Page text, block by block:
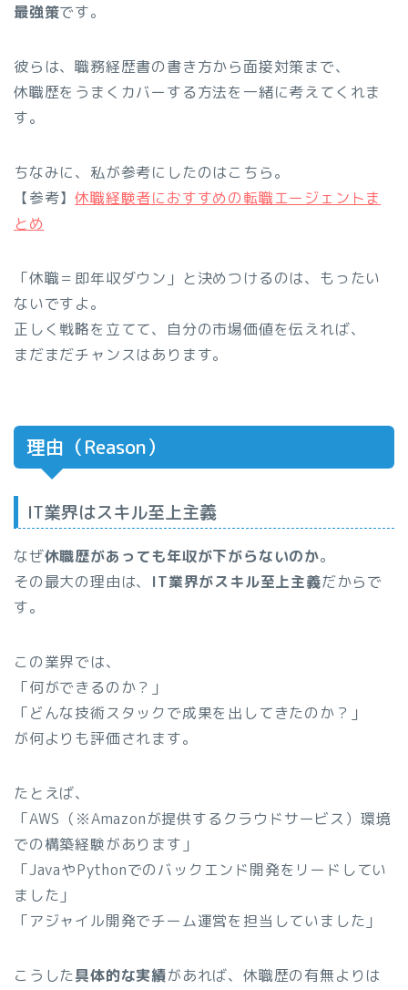
最強策です。
彼らは、職務経歴書の書き方から面接対策まで、
休職歴をうまくカバーする方法を一緒に考えてくれま
す。
ちなみに、私が参考にしたのはこちら。
【参考】休職経験者におすすめの転職エージェントま
とめ
「休職＝即年収ダウン」と決めつけるのは、もったい
ないですよ。
正しく戦略を立てて、自分の市場価値を伝えれば、
まだまだチャンスはあります。
理由（Reason）
IT業界はスキル至上主義
なぜ休職歴があっても年収が下がらないのか。
その最大の理由は、 IT業界がスキル至上主義だからで
す。
この業界では、
「何ができるのか？」
「どんな技術スタックで成果を出してきたのか？」
が何よりも評価されます。
たとえば、
「AWS（※Amazonが提供するクラウドサービス）環境
での構築経験があります」
「JavaやPythonでのバックエンド開発をリードしてい
ました」
「アジャイル開発でチーム運営を担当していました」
こうした具体的な実績があれば、休職歴の有無よりは